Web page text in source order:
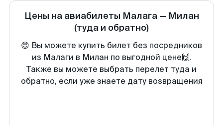
Цены на авиабилеты Малага— Милан
(туда и обратно)
😍 Вы можете купить билет без посредников
из Малаги в Милан по выгодной цене🙌.
Также вы можете выбрать перелет туда и
обратно, если уже знаете дату возвращения